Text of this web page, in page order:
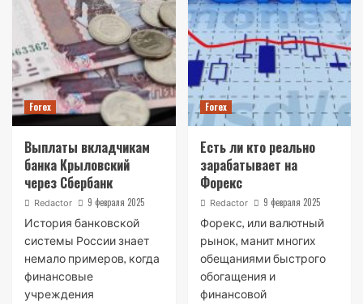
Forex
Выплаты вкладчикам
банка Крыловский
через Сбербанк
Redactor 9 февраля 2025
История банковской
системы России знает
немало примеров, когда
финансовые
учреждения
Forex
Есть ли кто реально
зарабатывает на
Форекс
Redactor 9 февраля 2025
Форекс, или валютный
рынок, манит многих
обещаниями быстрого
обогащения и
финансовой